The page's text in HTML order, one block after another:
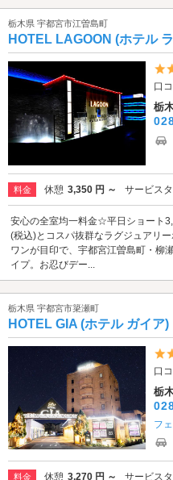
栃木県 宇都宮市江曽島町
HOTEL LAGOON (ホテル
口
栃
料金 休憩 3,350 円 ～ サービス
安心の全室均一料金☆平日ショート
(税込)とコスパ抜群なラグジュアリ
ワンが目印で、宇都宮江曽島町・柳
イプ。お忍びデー...
栃木県 宇都宮市簗瀬町
HOTEL GIA (ホテル ガイア)
口
栃
フ
料金 休憩 3,270 円 ～ サービス